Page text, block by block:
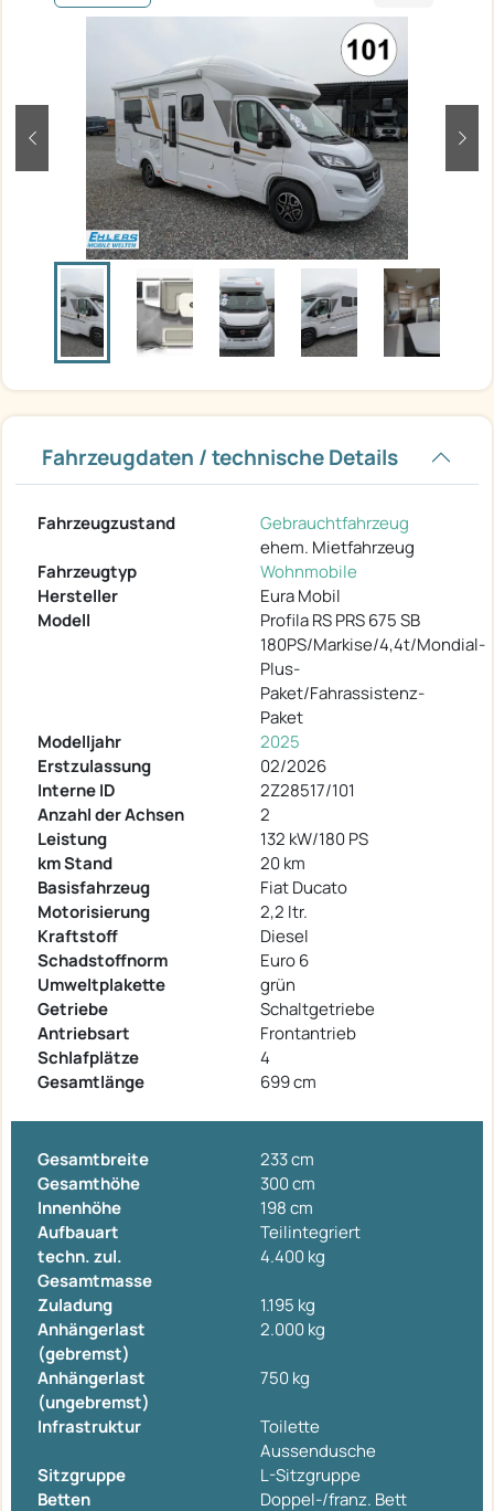
zurück
Fahrzeugdaten / technische Details
Fahrzeugzustand
Gebrauchtfahrzeug
ehem. Mietfahrzeug
Fahrzeugtyp
Wohnmobile
Hersteller
Eura Mobil
Modell
Profila RS PRS 675 SB
180PS/Markise/4,4t/Mondial-
Plus-
Paket/Fahrassistenz-
Paket
Modelljahr
2025
Erstzulassung
02/2026
Interne ID
2Z28517/101
Anzahl der Achsen
2
Leistung
132 kW/180 PS
km Stand
20 km
Basisfahrzeug
Fiat Ducato
Motorisierung
2,2 ltr.
Kraftstoff
Diesel
Schadstoffnorm
Euro 6
Umweltplakette
grün
Getriebe
Schaltgetriebe
Antriebsart
Frontantrieb
Schlafplätze
4
Gesamtlänge
699 cm
Gesamtbreite
233 cm
Gesamthöhe
300 cm
Innenhöhe
198 cm
Aufbauart
Teilintegriert
techn. zul.
Gesamtmasse
4.400 kg
Zuladung
1.195 kg
Anhängerlast
(gebremst)
2.000 kg
Anhängerlast
(ungebremst)
750 kg
Infrastruktur
Toilette
Aussendusche
Sitzgruppe
L-Sitzgruppe
Betten
Doppel-/franz. Bett